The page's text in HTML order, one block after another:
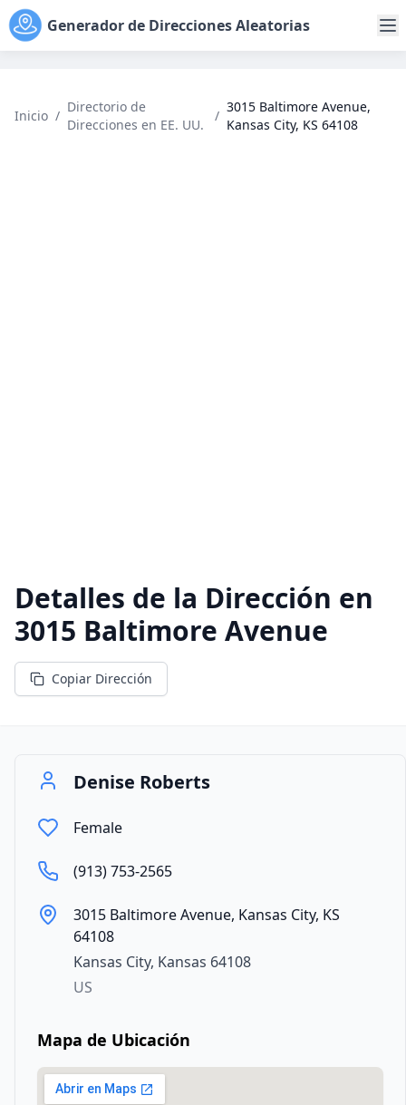
Generador de Direcciones Aleatorias
Inicio /
Directorio de
Direcciones en EE. UU.
/
3015 Baltimore Avenue,
Kansas City, KS 64108
Detalles de la Dirección en
3015 Baltimore Avenue
Copiar Dirección
Denise Roberts
Female
(913) 753-2565
3015 Baltimore Avenue, Kansas City, KS
64108
Kansas City, Kansas 64108
US
Mapa de Ubicación